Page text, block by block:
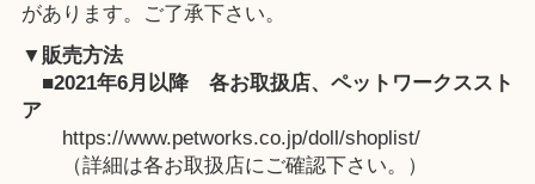
があります。ご了承下さい。
▼販売方法
■2021年6月以降 各お取扱店、 ペットワークススト
ア
https://www.petworks.co.jp/doll/shoplist/
（詳細は各お取扱店にご確認下さい。）